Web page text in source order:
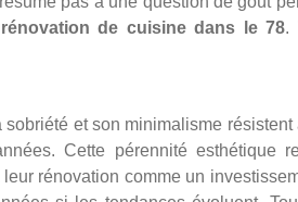
rénovation de cuisine dans le 78.
et son minimalisme
Cette pérennité esthétique
rénovation comme un